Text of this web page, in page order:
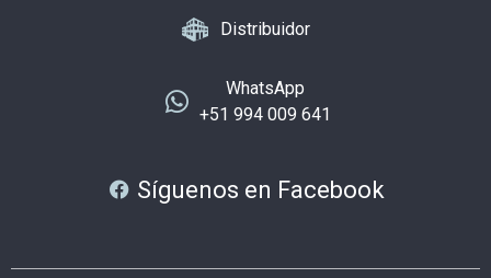
Distribuidor
WhatsApp
+51 994 009 641
Síguenos en Facebook